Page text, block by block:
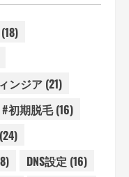
(18)
ンジア(21)
#初期脱毛(16)
(24)
DNS設定 (16)